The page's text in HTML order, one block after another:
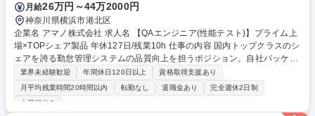
月給26万円～44万2000円
神奈川県横浜市港北区
企業名 アマノ株式会社 求人名 【QAエンジニア(性能テスト)】プライム上
場×TOPシェア製品 年休127日/残業10h 仕事の内容 国内トップクラスのシ
ェアを誇る勤怠管理システムの品質向上を担うポジション。自社パッケー
ジのテスト設計から自動テストの構築まで幅広くお任せ。性能テストのプ
ロとして長期的に活躍できます 【担当製品】TimeProシリーズ、e-AMAN
Oシリーズなどの労務管理システム 【詳細】■自社パッケージシステムの
業界未経験歓迎 年間休日120日以上
資格取得支援あり
月平均残業時間20時間以内
転勤なし 退職金あり
完全週休2日制
土日祝休み